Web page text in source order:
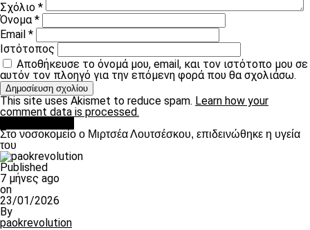
Σχόλιο *
Όνομα*
Email *
Ιστότοπος
Αποθήκευσε το όνομά μου, email, και τον ιστότοπο μου σε
αυτόν τον πλοηγό για την επόμενη φορά που θα σχολιάσω.
This site uses Akismet to reduce spam. Learn how your
comment data is processed.
Στο νοσοκομείο ο Μιρτσέα Λουτσέσκου, επιδεινώθηκε η υγεία
του
Published
7 μήνες ago
on
23/01/2026
By
paokrevolution